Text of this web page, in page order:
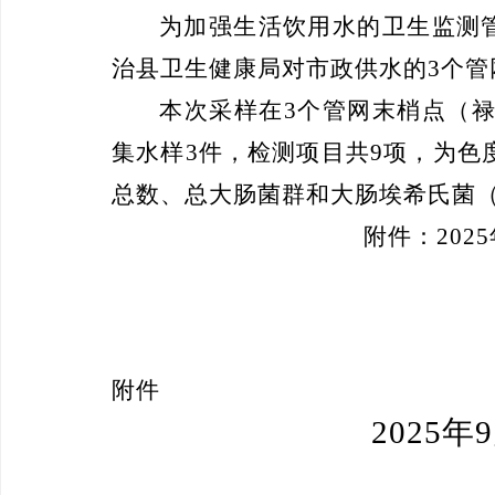
为加强生活饮用水的卫生监测
治县卫生健康局对市政供水的3个管
本次采样在3个管网末梢点 （
集水样3件，检测项目共9项，为色
总数、总大肠菌群和大肠埃希氏菌
附件 ： 2025
附件
2025年9